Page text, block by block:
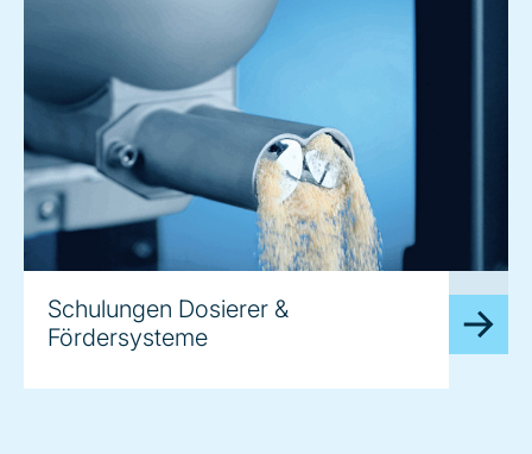
Schulungen Dosierer &
Fördersysteme